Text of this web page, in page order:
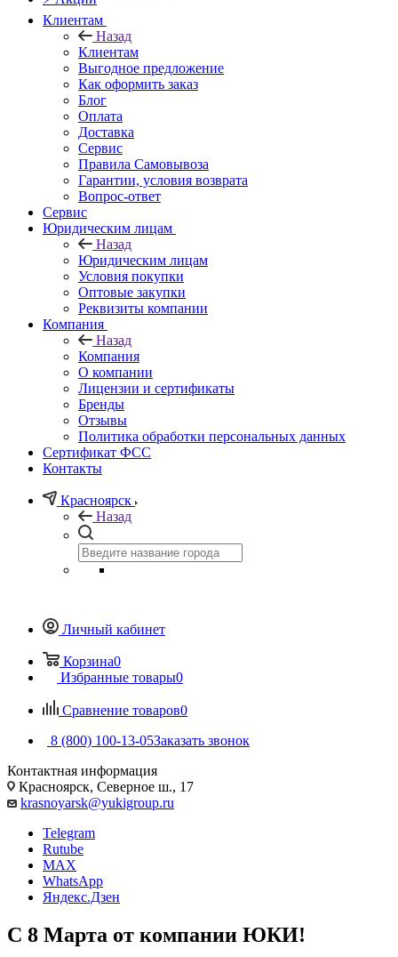
Клиентам
Назад
Клиентам
Выгодное предложение
Как оформить заказ
Блог
Оплата
Доставка
Сервис
Правила Самовывоза
Гарантии, условия возврата
Вопрос-ответ
Сервис
Юридическим лицам
Назад
Юридическим лицам
Условия покупки
Оптовые закупки
Реквизиты компании
Компания
Назад
Компания
О компании
Лицензии и сертификаты
Бренды
Отзывы
Политика обработки персональных данных
Сертификат ФСС
Контакты
Красноярск
Назад
Личный кабинет
Корзина0
Избранные товары0
Сравнение товаров0
8 (800) 100-13-05Заказать звонок
Контактная информация
Красноярск, Северное ш., 17
krasnoyarsk@yukigroup.ru
Telegram
Rutube
MAX
WhatsApp
Яндекс.Дзен
С 8 Марта от компании ЮКИ!